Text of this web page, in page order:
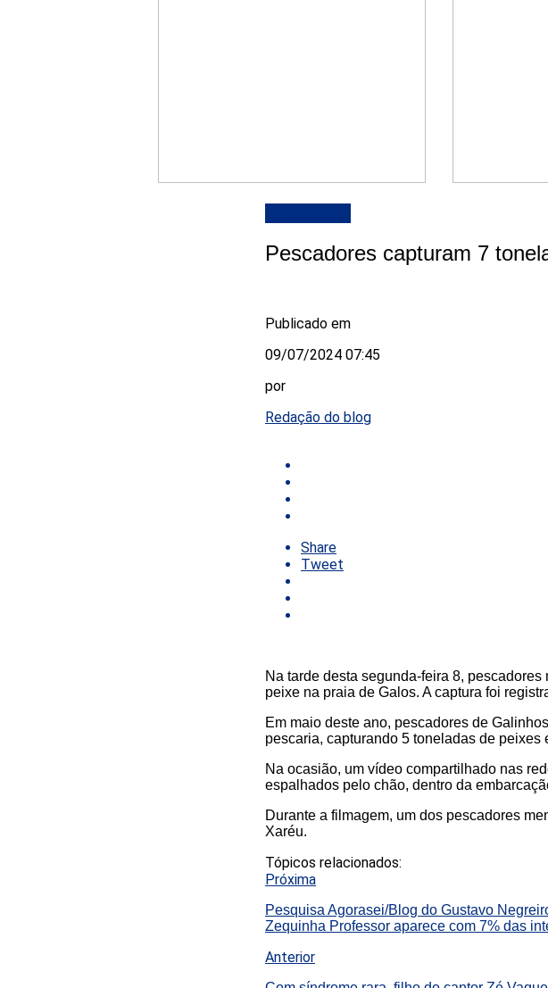
Pescadores capturam 7
Publicado em
09/07/2024 07:45
por
Redação do blog
Share
Tweet
Na tarde desta segunda-feira 8,
peixe na praia de Galos. A captura foi
Em maio deste ano, pescadores de
pescaria, capturando 5 toneladas de peixes
Na ocasião, um vídeo compartilhado nas
espalhados pelo chão, dentro da
Durante a filmagem, um dos pescadores
Xaréu.
Tópicos relacionados:
Próxima
Pesquisa Agorasei/Blog do Gustavo
Zequinha Professor aparece com 7% das
Anterior